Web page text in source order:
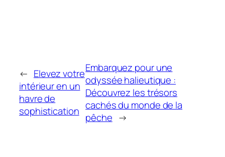
← Elevez votre
intérieur en un
havre de
sophistication
Embarquez pour une
odyssée halieutique :
Découvrez les trésors
cachés du monde de la
pêche →